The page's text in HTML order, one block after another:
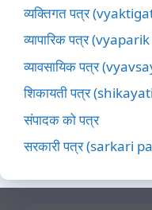
व्यक्तिगत पत्र
व्यापारिक पत्र
व्यावसायिक पत्र
शिकायती पत्र
संपादक को पत्र
सरकारी पत्र (sarkari